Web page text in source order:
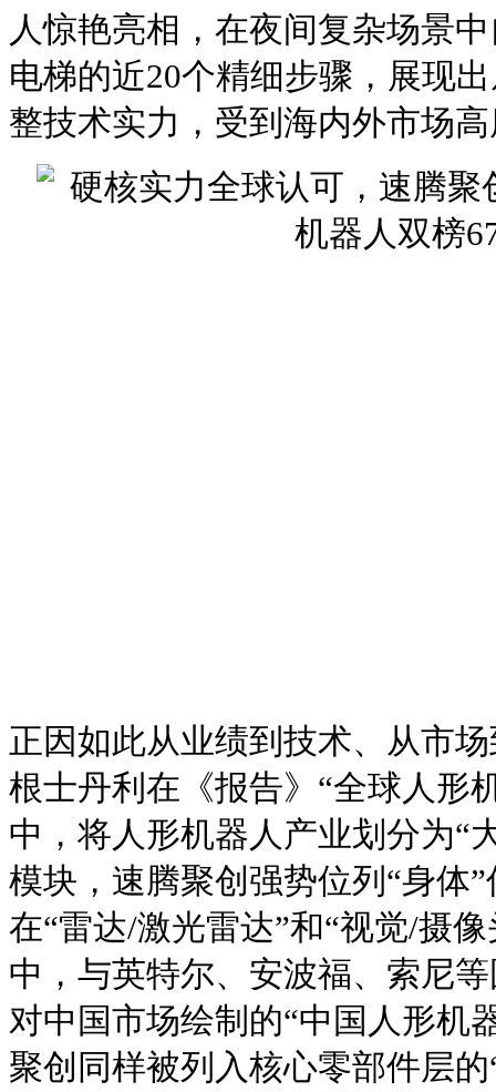
人惊艳亮相，在夜间复杂场景
电梯的近20个精细步骤，展现
整技术实力，受到海内外市场
正因如此从业绩到技术、从市
根士丹利在《报告》“全球人形
中，将人形机器人产业划分为“
模块，速腾聚创强势位列“身体
在“雷达/激光雷达”和“视觉/摄
中，与英特尔、安波福、索尼
对中国市场绘制的“中国人形机
聚创同样被列入核心零部件层